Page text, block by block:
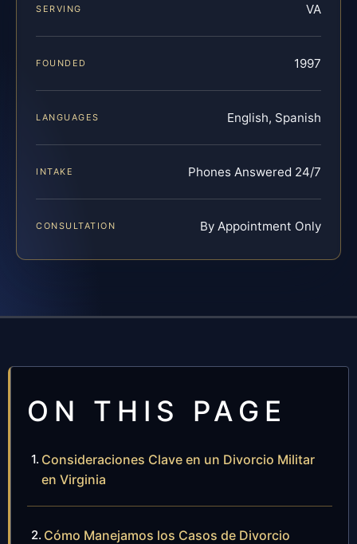
SERVING VA
FOUNDED 1997
LANGUAGES English, Spanish
INTAKE Phones Answered 24/7
CONSULTATION By Appointment Only
ON THIS PAGE
Consideraciones Clave en un Divorcio Militar
en Virginia
Cómo Manejamos los Casos de Divorcio